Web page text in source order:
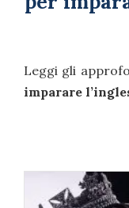
Leggi gli
imparare